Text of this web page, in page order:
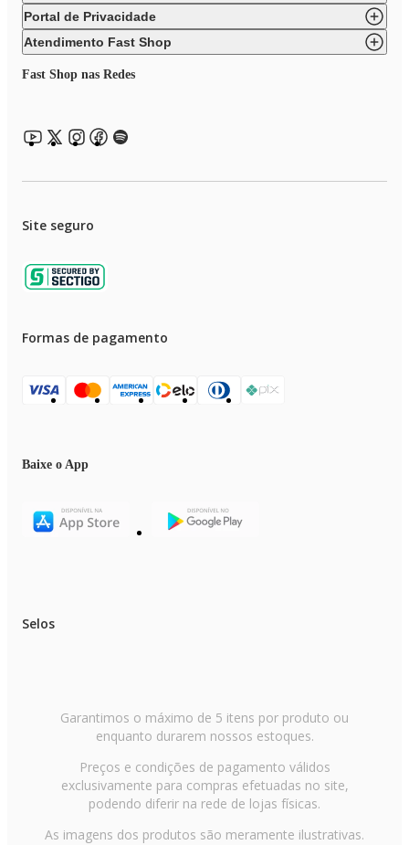
Portal de Privacidade
Atendimento Fast Shop
Fast Shop nas Redes
Site seguro
Formas de pagamento
Baixe o App
Selos
Garantimos o máximo de 5 itens por produto ou
enquanto durarem nossos estoques.
Preços e condições de pagamento válidos
exclusivamente para compras efetuadas no site,
podendo diferir na rede de lojas físicas.
As imagens dos produtos são meramente ilustrativas.